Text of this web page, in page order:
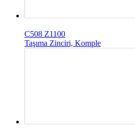
C508 Z1100
Taşıma Zinciri, Komple